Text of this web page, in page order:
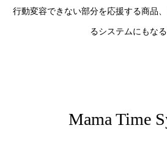
行動変容できない部分を応援する商品
るシステムにもな
Mama Time